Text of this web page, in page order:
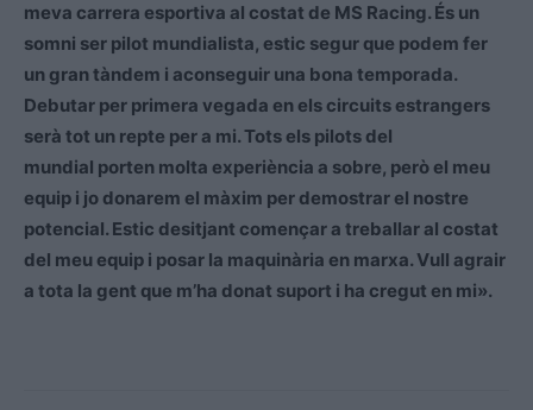
meva carrera esportiva al costat de MS Racing. És un
somni ser pilot mundialista, estic segur que podem fer
un gran tàndem i aconseguir una bona temporada.
Debutar per primera vegada en els circuits estrangers
serà tot un repte per a mi. Tots els pilots del
mundial porten molta experiència a sobre, però el meu
equip i jo donarem el màxim per demostrar el nostre
potencial. Estic desitjant començar a treballar al costat
del meu equip i posar la maquinària en marxa. Vull agrair
a tota la gent que m’ha donat suport i ha cregut en mi».